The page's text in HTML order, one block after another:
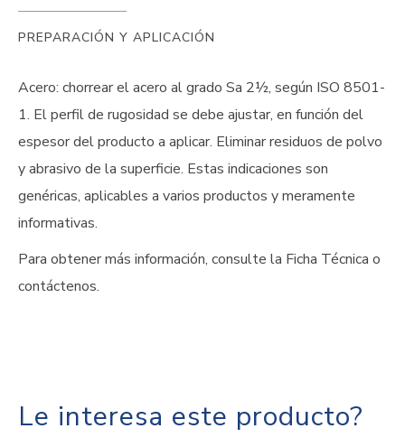
PREPARACIÓN Y APLICACIÓN
Acero: chorrear el acero al grado Sa 2½, según ISO 8501-
1. El perfil de rugosidad se debe ajustar, en función del
espesor del producto a aplicar. Eliminar residuos de polvo
y abrasivo de la superficie. Estas indicaciones son
genéricas, aplicables a varios productos y meramente
informativas.
Para obtener más información, consulte la Ficha Técnica o
contáctenos.
Le interesa este producto?